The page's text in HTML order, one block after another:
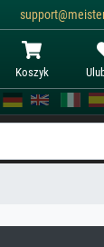
Koszyk